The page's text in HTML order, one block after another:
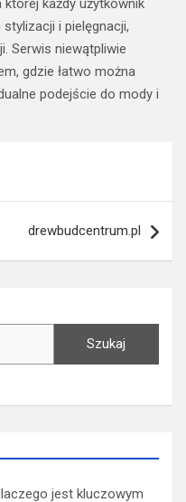
każdy użytkownik
i pielęgnacji,
Serwis niewątpliwie
gdzie łatwo można
podejście do mody i
drewbudcentrum.pl
Szukaj
jest kluczowym